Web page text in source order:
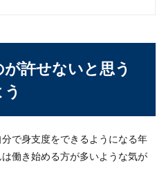
ける人も多いですが、意外と忘れがち
マ...
の仲直り方法！プレゼントと
えて妻と仲直り
で自分の奥さんの機嫌を損ね、ずっと気
許せないと思う
で身支度をできるようになる年
働き始める方が多いような気が